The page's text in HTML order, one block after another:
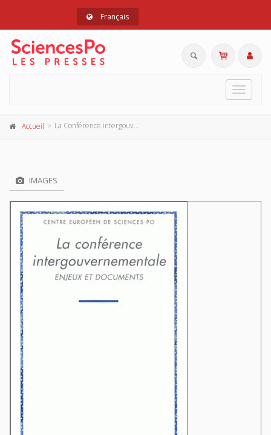
Français
Toggle
Accueil La Conférence intergouvernementale
IMAGES